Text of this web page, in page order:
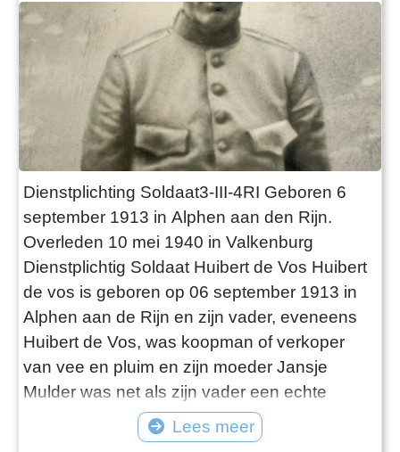
Dienstplichting Soldaat3-III-4RI Geboren 6
september 1913 in Alphen aan den Rijn.
Overleden 10 mei 1940 in Valkenburg
Dienstplichtig Soldaat Huibert de Vos Huibert
de vos is geboren op 06 september 1913 in
Alphen aan de Rijn en zijn vader, eveneens
Huibert de Vos, was koopman of verkoper
van vee en pluim en zijn moeder Jansje
Mulder was net als zijn vader een echte
Alphenaar. Het gezin woonde aan de
Gouwestraat 1. Huibert was de oudste zoon
Lees meer